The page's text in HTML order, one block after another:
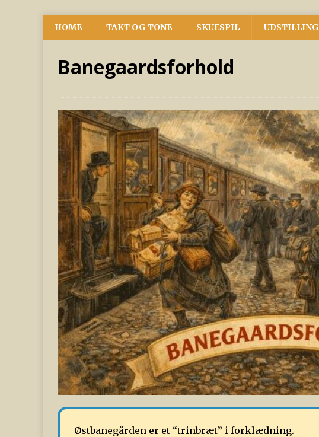
HOME TAKT OG TONE SKUESPIL UDSTILLING
Banegaardsforhold
Østbanegården er et “trinbræt” i forklædning.